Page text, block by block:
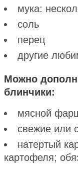
мука:
соль
перец
другие
Можно
блинчики:
мясной
свежие или
натертый
картофеля;